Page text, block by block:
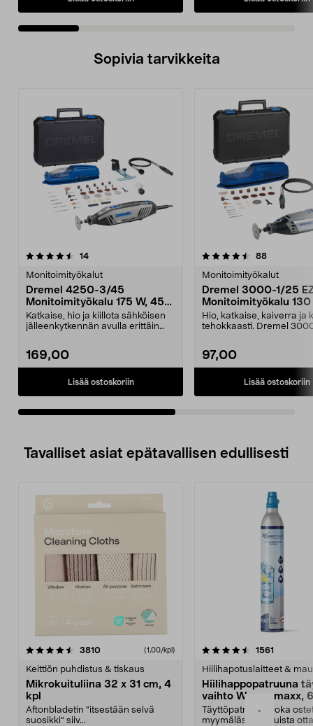
-
Sopivia tarvikkeita
14arvostelut
Monitoimityökalut
Dremel 4250-3/45
Monitoimityökalu 175 W, 45
osaa
Katkaise, hio ja kiillota sähköisen
jälleenkytkennän avulla erittäin
169,00
Lisää ostoskoriin
4.5viidestä
88arvostelut
Monitoimityökalut
Dremel 3000-1/25
Monitoimityökalu 130
osaa
Hio, katkaise, kaiverra ja
tehokkaasti. Dremel
97,00
Lisää ostoskoriin
4.5viidestä
Tavalliset asiat epätavallisen edullisesti
3810arvostelut (1,00/kpl)
Keittiön puhdistus & tiskaus
Mikrokuituliina 32 x 31 cm, 4
kpl
Aftonbladetin "itsestään selvä
suosikki" siiv...
4.5viidestä
1561
Hiilihapotuslaitteet &
Hiilihappopatruuna
vaihto Wassermaxx,
Täyttöpatruuna, joka
myymälästä – muista
4.5viidestä